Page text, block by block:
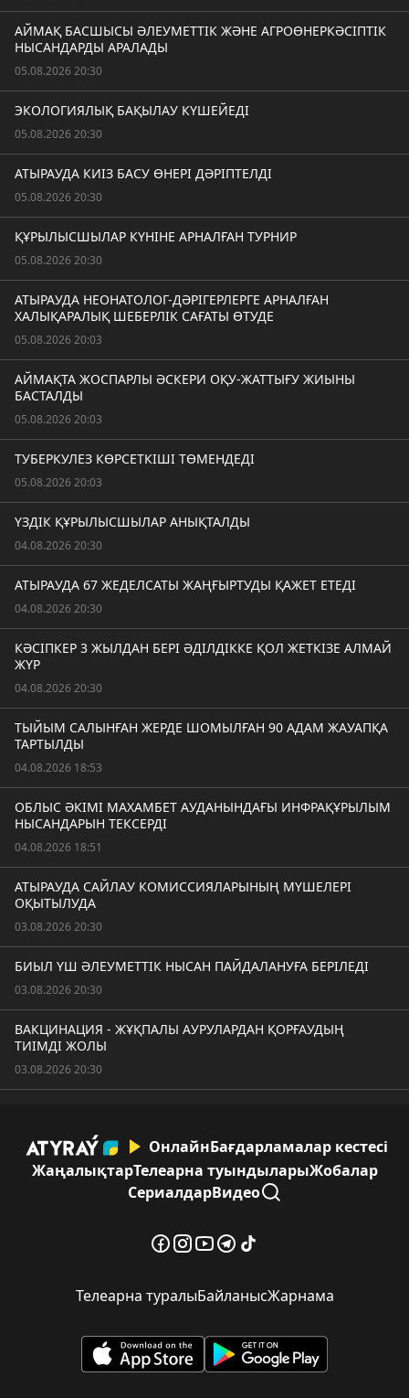
АЙМАҚ БАСШЫСЫ ӘЛЕУМЕТТІК ЖӘНЕ АГРОӨНЕРКӘСІПТІК
НЫСАНДАРДЫ АРАЛАДЫ
05.08.2026 20:30
ЭКОЛОГИЯЛЫҚ БАҚЫЛАУ КҮШЕЙЕДІ
05.08.2026 20:30
АТЫРАУДА КИІЗ БАСУ ӨНЕРІ ДӘРІПТЕЛДІ
05.08.2026 20:30
ҚҰРЫЛЫСШЫЛАР КҮНІНЕ АРНАЛҒАН ТУРНИР
05.08.2026 20:30
АТЫРАУДА НЕОНАТОЛОГ-ДӘРІГЕРЛЕРГЕ АРНАЛҒАН
ХАЛЫҚАРАЛЫҚ ШЕБЕРЛІК САҒАТЫ ӨТУДЕ
05.08.2026 20:03
АЙМАҚТА ЖОСПАРЛЫ ӘСКЕРИ ОҚУ-ЖАТТЫҒУ ЖИЫНЫ
БАСТАЛДЫ
05.08.2026 20:03
ТУБЕРКУЛЕЗ КӨРСЕТКІШІ ТӨМЕНДЕДІ
05.08.2026 20:03
ҮЗДІК ҚҰРЫЛЫСШЫЛАР АНЫҚТАЛДЫ
04.08.2026 20:30
АТЫРАУДА 67 ЖЕДЕЛСАТЫ ЖАҢҒЫРТУДЫ ҚАЖЕТ ЕТЕДІ
04.08.2026 20:30
КӘСІПКЕР 3 ЖЫЛДАН БЕРІ ӘДІЛДІККЕ ҚОЛ ЖЕТКІЗЕ АЛМАЙ
ЖҮР
04.08.2026 20:30
ТЫЙЫМ САЛЫНҒАН ЖЕРДЕ ШОМЫЛҒАН 90 АДАМ ЖАУАПҚА
ТАРТЫЛДЫ
04.08.2026 18:53
ОБЛЫС ӘКІМІ МАХАМБЕТ АУДАНЫНДАҒЫ ИНФРАҚҰРЫЛЫМ
НЫСАНДАРЫН ТЕКСЕРДІ
04.08.2026 18:51
АТЫРАУДА САЙЛАУ КОМИССИЯЛАРЫНЫҢ МҮШЕЛЕРІ
ОҚЫТЫЛУДА
03.08.2026 20:30
БИЫЛ ҮШ ӘЛЕУМЕТТІК НЫСАН ПАЙДАЛАНУҒА БЕРІЛЕДІ
03.08.2026 20:30
ВАКЦИНАЦИЯ - ЖҰҚПАЛЫ АУРУЛАРДАН ҚОРҒАУДЫҢ
ТИІМДІ ЖОЛЫ
03.08.2026 20:30
ОнлайнБағдарламалар кестесі
ЖаңалықтарТелеарна туындыларыЖобалар
СериалдарВидео
Телеарна туралыБайланысЖарнама